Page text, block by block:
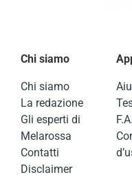
Chi siamo
Chi siamo
La redazione
Gli esperti di
Melarossa
Contatti
Disclaimer